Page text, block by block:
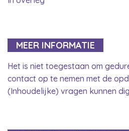
MEER INFORMATIE
Het is niet toegestaan om
contact op te nemen met de
(Inhoudelijke) vragen kunnen